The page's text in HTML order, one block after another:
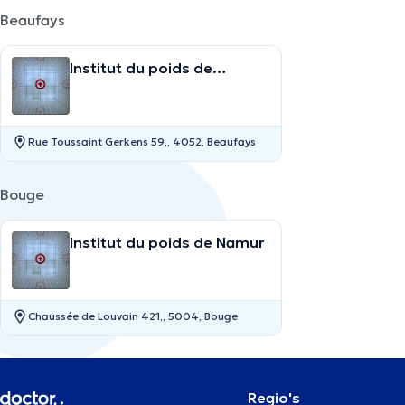
Beaufays
Institut du poids de
Rue Toussaint Gerkens 59,, 4052, Beaufays
Bouge
Institut du poids de Namur
Chaussée de Louvain 421,, 5004, Bouge
Regio's